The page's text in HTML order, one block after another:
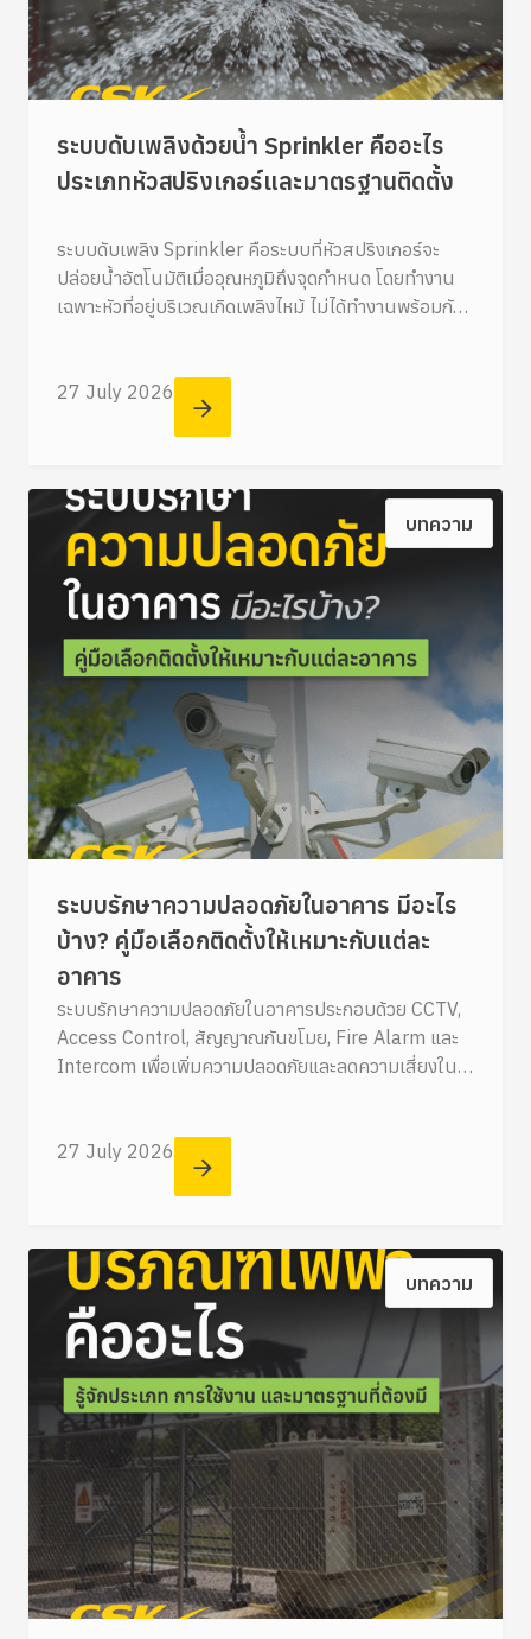
ระบบดับเพลิงด้วยน้ำ Sprinkler คืออะไร
ประเภทหัวสปริงเกอร์และมาตรฐานติดตั้ง
ระบบดับเพลิง Sprinkler คือระบบที่หัวสปริงเกอร์จะ
ปล่อยน้ำอัตโนมัติเมื่ออุณหภูมิถึงจุดกำหนด โดยทำงาน
เฉพาะหัวที่อยู่บริเวณเกิดเพลิงไหม้ ไม่ได้ทำงานพร้อมกัน
27 July 2026
บทความ
ระบบรักษาความปลอดภัยในอาคาร มีอะไร
บ้าง? คู่มือเลือกติดตั้งให้เหมาะกับแต่ละ
อาคาร
ระบบรักษาความปลอดภัยในอาคารประกอบด้วย CCTV,
Access Control, สัญญาณกันขโมย, Fire Alarm และ
Intercom เพื่อเพิ่มความปลอดภัยและลดความเสี่ยงใน
27 July 2026
บทความ